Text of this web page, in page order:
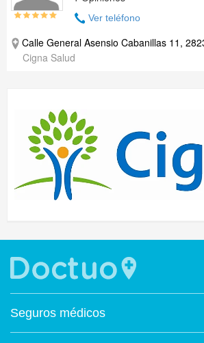
Ver teléfono
Calle General Asensio Cabanillas 11,
Cigna Salud
Seguros médicos